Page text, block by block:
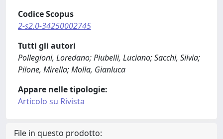
Codice Scopus
2-s2.0-34250002745
Tutti gli autori
Pollegioni, Loredano; Piubelli, Luciano; Sacchi, Silvia;
Pilone, Mirella; Molla, Gianluca
Appare nelle tipologie:
Articolo su Rivista
File in questo prodotto: